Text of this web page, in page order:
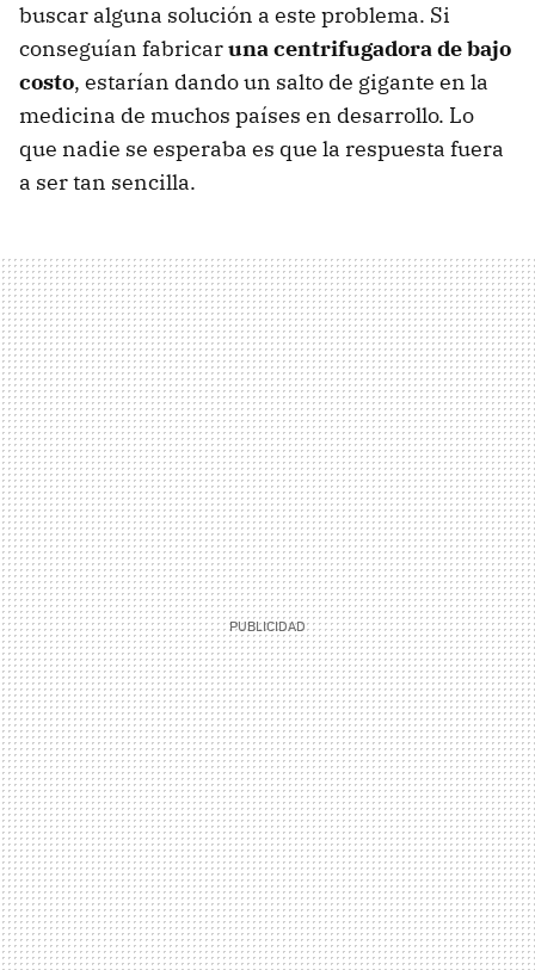
buscar alguna solución a este problema. Si
conseguían fabricaruna centrifugadora de bajo
costo, estarían dando un salto de gigante en la
medicina de muchos países en desarrollo. Lo
que nadie se esperaba es que la respuesta fuera
a ser tan sencilla.